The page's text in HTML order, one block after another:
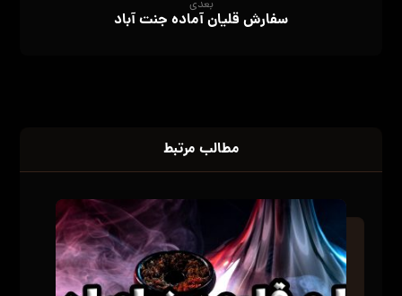
بعدی
سفارش قلیان آماده جنت آباد
مطالب مرتبط